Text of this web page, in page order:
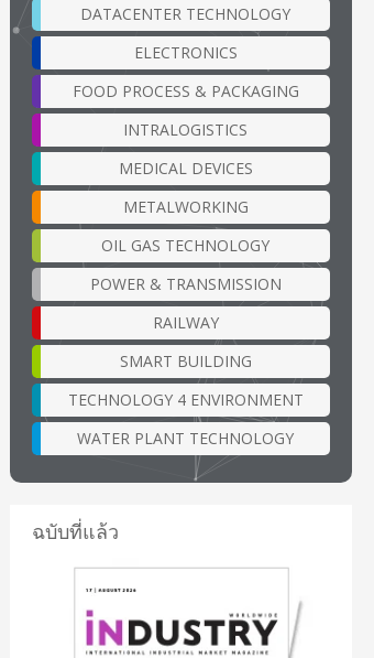
DATACENTER TECHNOLOGY
ELECTRONICS
FOOD PROCESS & PACKAGING
INTRALOGISTICS
MEDICAL DEVICES
METALWORKING
OIL GAS TECHNOLOGY
POWER & TRANSMISSION
RAILWAY
SMART BUILDING
TECHNOLOGY 4 ENVIRONMENT
WATER PLANT TECHNOLOGY
ฉบับที่แล้ว